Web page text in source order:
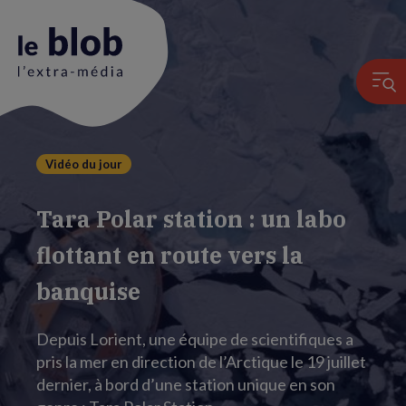
AnimationVidéo du jour
Tara Polar station : un labo
flottant en route vers la
banquise
Depuis Lorient, une équipe de scientifiques a
pris la mer en direction de l’Arctique le 19 juillet
dernier, à bord d’une station unique en son